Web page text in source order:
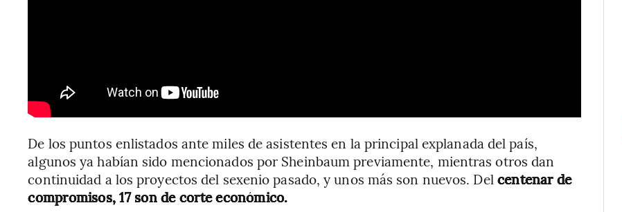
De los puntos enlistados ante miles de asistentes en la principal explanada del país,
algunos ya habían sido mencionados por Sheinbaum previamente, mientras otros dan
continuidad a los proyectos del sexenio pasado, y unos más son nuevos. Del centenar de
compromisos, 17 son de corte económico.